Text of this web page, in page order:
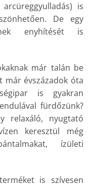
is
De egy
enyhítését is
már talán be
már évszázadok óta
is gyakran
fürdőzünk?
relaxáló, nyugtató
keresztül még
ízületi
is szívesen